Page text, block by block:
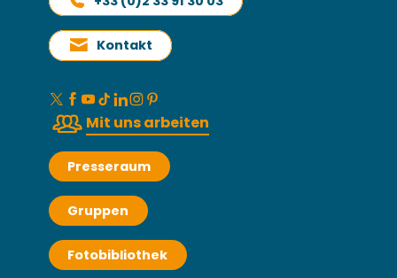
Kontakt
Mit uns arbeiten
Presseraum
Gruppen
Fotobibliothek